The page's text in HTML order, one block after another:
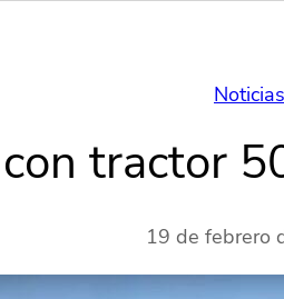
Noticias
tractor
19 de febrero